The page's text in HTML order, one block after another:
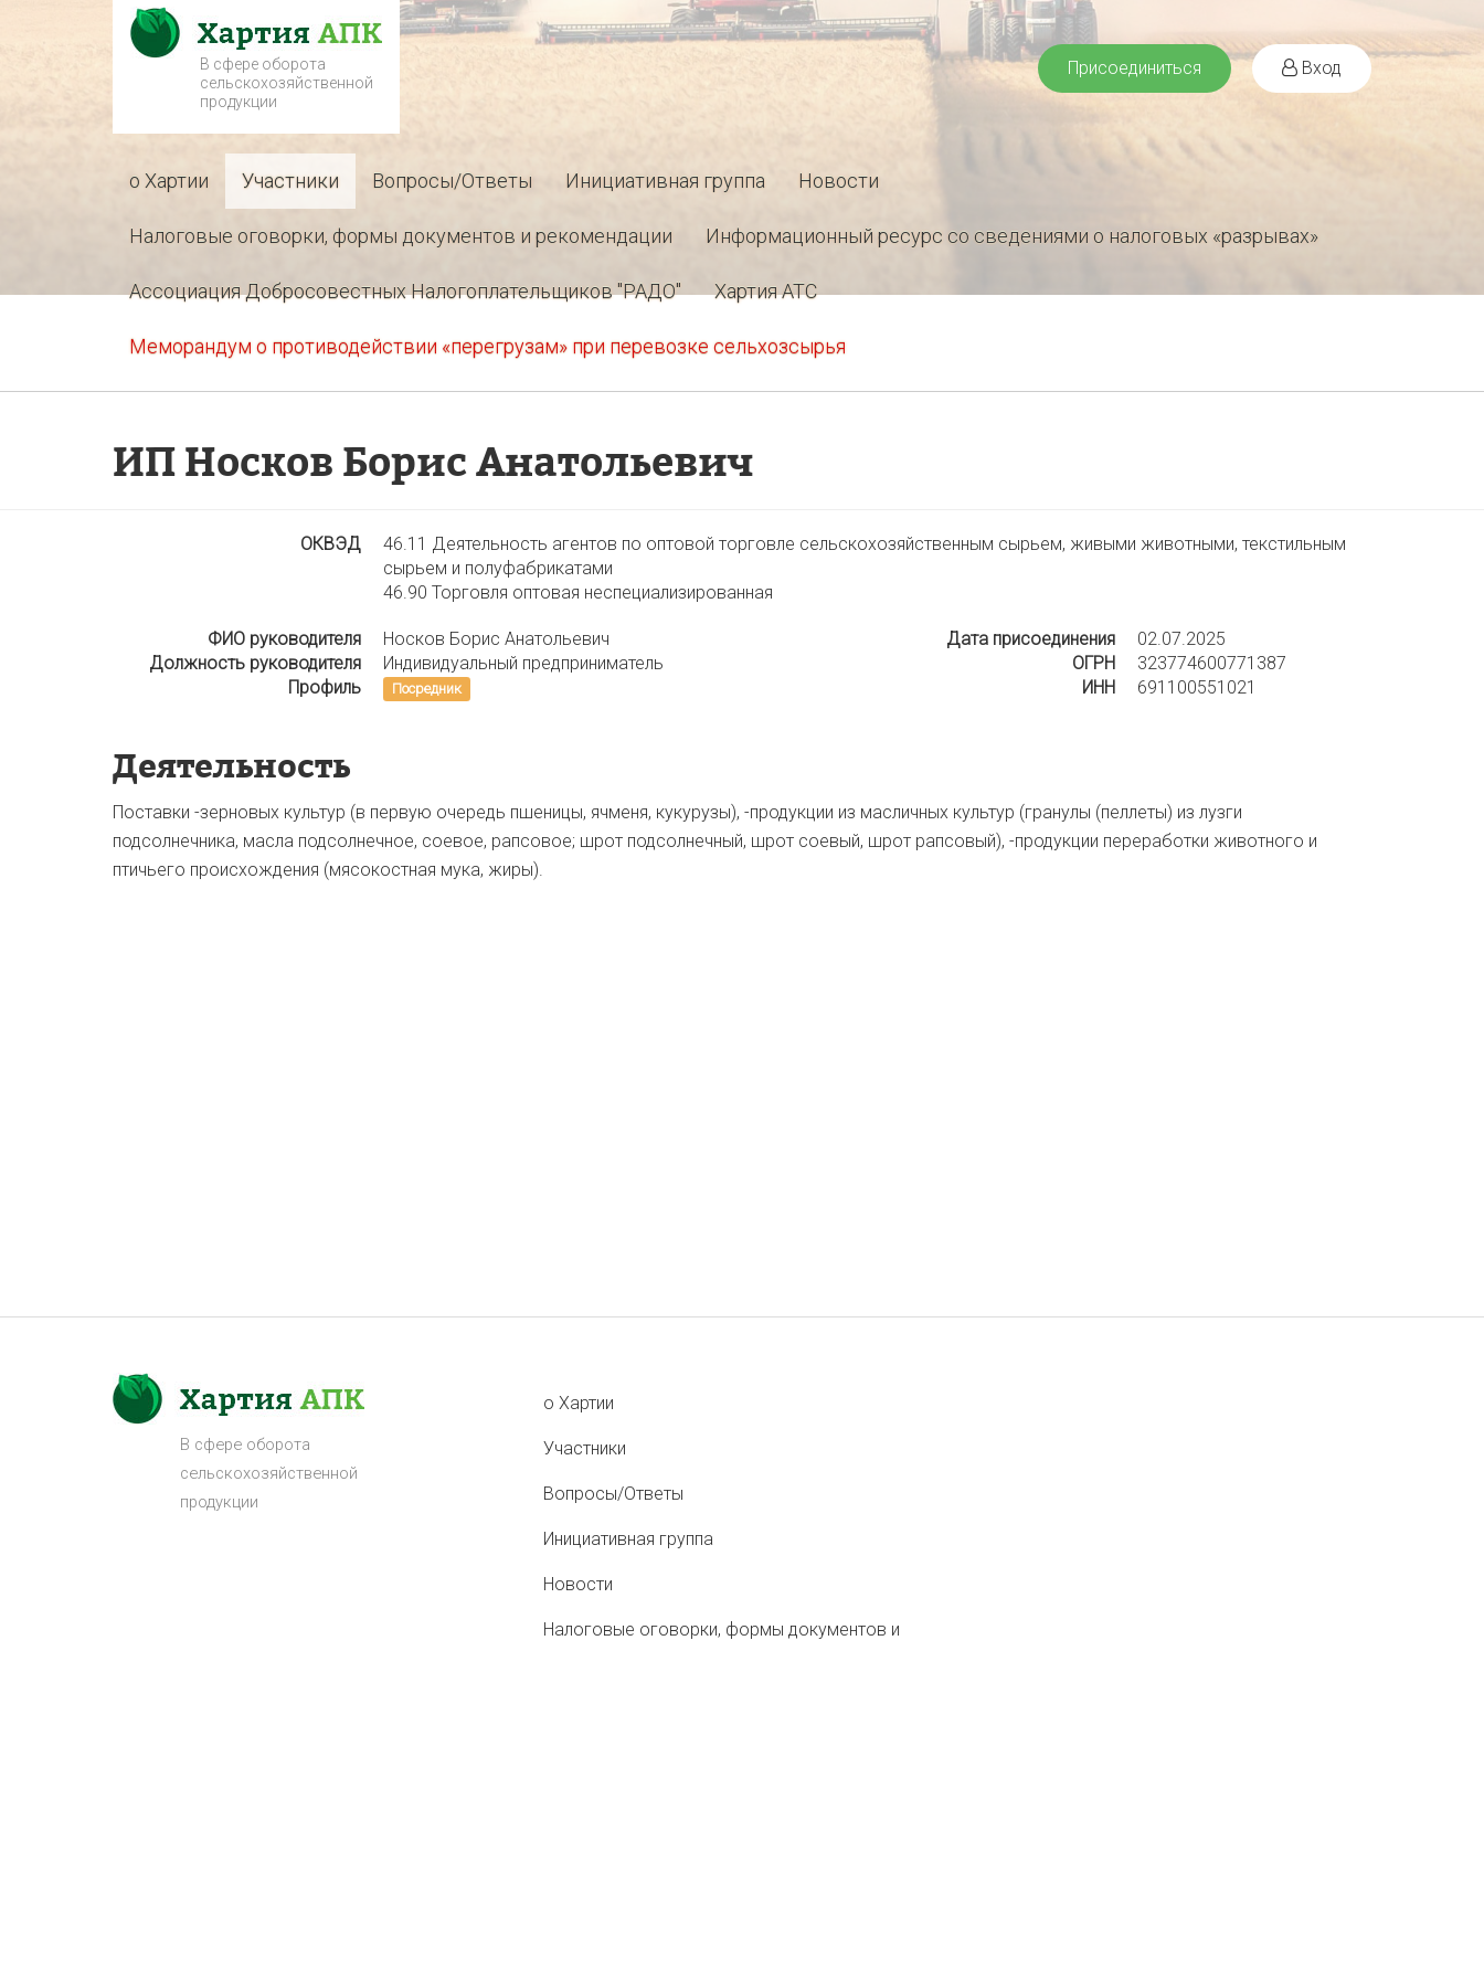
В сфере оборота
сельскохозяйственной
продукции
Присоединиться Вход
о Хартии Участники Вопросы/Ответы Инициативная группа Новости
Налоговые оговорки, формы документов и рекомендации Информационный ресурс со сведениями о налоговых «разрывах»
Ассоциация Добросовестных Налогоплательщиков "РАДО" Хартия АТС
Меморандум о противодействии «перегрузам» при перевозке сельхозсырья
ИП Носков Борис Анатольевич
ОКВЭД
46.11 Деятельность агентов по оптовой торговле сельскохозяйственным сырьем, живыми животными, текстильным
сырьем и полуфабрикатами
46.90 Торговля оптовая неспециализированная
ФИО руководителя
Носков Борис Анатольевич
Должность руководителя
Индивидуальный предприниматель
Профиль
Посредник
Дата присоединения
02.07.2025
ОГРН
323774600771387
ИНН
691100551021
Деятельность
Поставки -зерновых культур (в первую очередь пшеницы, ячменя, кукурузы), -продукции из масличных культур (гранулы (пеллеты) из лузги
подсолнечника, масла подсолнечное, соевое, рапсовое; шрот подсолнечный, шрот соевый, шрот рапсовый), -продукции переработки животного и
птичьего происхождения (мясокостная мука, жиры).
В сфере оборота
сельскохозяйственной
продукции
о Хартии
Участники
Вопросы/Ответы
Инициативная группа
Новости
Налоговые оговорки, формы документов и